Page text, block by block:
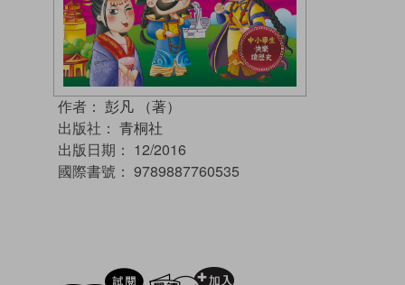
作者： 彭凡 （著）
出版社： 青桐社
出版日期： 12/2016
國際書號： 9789887760535
試閲